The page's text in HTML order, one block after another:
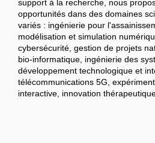
support à la recherche, nous
opportunités dans des domaines
variés : ingénierie pour
modélisation et simulation
cybersécurité, gestion de projets
bio-informatique, ingénierie des
développement technologique et
télécommunications 5G,
interactive, innovation